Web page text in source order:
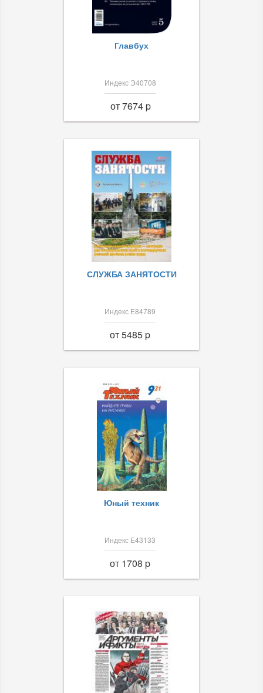
Главбух
Индекс Э40708
от 7674 p
СЛУЖБА ЗАНЯТОСТИ
Индекс Е84789
от 5485 p
Юный техник
Индекс Е43133
от 1708 p